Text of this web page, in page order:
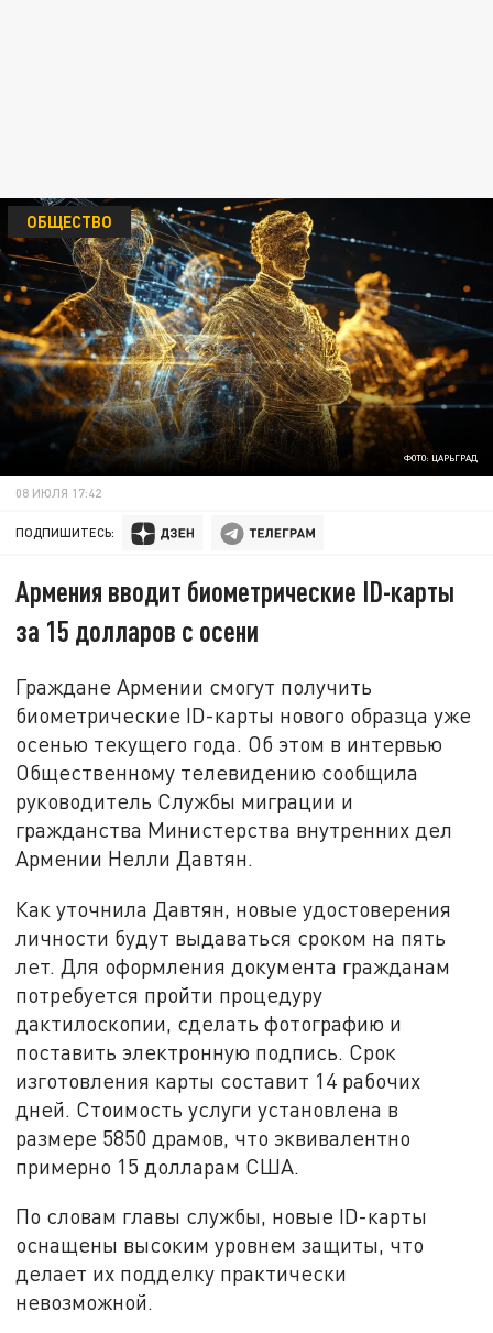
ФОТО: ЦАРЬГРАД
ОБЩЕСТВО
08 ИЮЛЯ 17:42
ПОДПИШИТЕСЬ:
Армения вводит биометрические ID-карты
за 15 долларов с осени
Граждане Армении смогут получить
биометрические ID-карты нового образца уже
осенью текущего года. Об этом в интервью
Общественному телевидению сообщила
руководитель Службы миграции и
гражданства Министерства внутренних дел
Армении Нелли Давтян.
Как уточнила Давтян, новые удостоверения
личности будут выдаваться сроком на пять
лет. Для оформления документа гражданам
потребуется пройти процедуру
дактилоскопии, сделать фотографию и
поставить электронную подпись. Срок
изготовления карты составит 14 рабочих
дней. Стоимость услуги установлена в
размере 5850 драмов, что эквивалентно
примерно 15 долларам США.
По словам главы службы, новые ID-карты
оснащены высоким уровнем защиты, что
делает их подделку практически
невозможной.